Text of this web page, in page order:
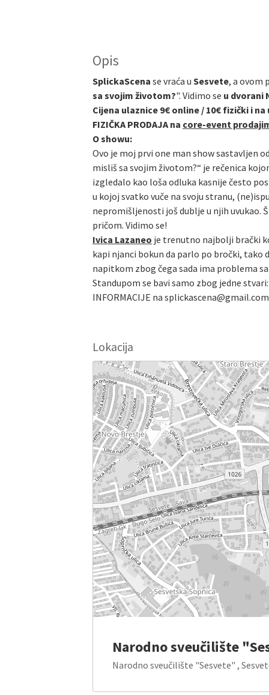
Opis
SplickaScena se vraća u Sesvete, a ovom
sa svojim životom?". Vidimo se u dvorani
Cijena ulaznice 9€ online / 10€ fizički i
FIZIČKA PRODAJA na core-event
O showu:
Ovo je moj prvi one man show sastavljen
misliš sa svojim životom?“ je rečenica
izgledalo kao loša odluka kasnije često
u kojoj svatko vuče na svoju stranu,
nepromišljenosti još dublje u njih uvukao.
pričom. Vidimo se!
Ivica Lazaneo je trenutno najbolji brački
kapi njanci bokun da parlo po bročki, tako
napitkom zbog čega sada ima problema
Standupom se bavi samo zbog jedne
INFORMACIJE na splickascena@gmail.com
Lokacija
Narodno sveučilište
Narodno sveučilište "Sesvete" ,